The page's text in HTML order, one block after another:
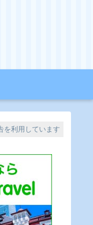
を利用しています